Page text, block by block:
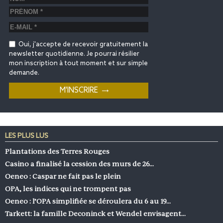
Oui, j'accepte de recevoir gratuitement la
newsletter quotidienne. Je pourrai résilier
mon inscription à tout moment et sur simple
demande.
LES PLUS LUS
Plantations des Terres Rouges
Casino a finalisé la cession des murs de 26…
Oeneo : Caspar ne fait pas le plein
OPA, les indices qui ne trompent pas
Oeneo : l’OPA simplifiée se déroulera du 6 au 19…
Tarkett: la famille Deconinck et Wendel envisagent…